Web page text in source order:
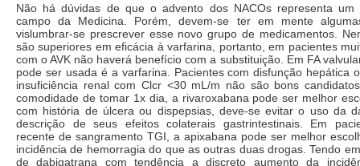
Não há dúvidas de que o advento dos NACOs representa um
campo da Medicina. Porém, devem-se ter em mente
vislumbrar-se prescrever esse novo grupo de medicamentos.
são superiores em eficácia à varfarina, portanto, em pacientes
com o AVK não haverá benefício com a substituição. Em FA
pode ser usada é a varfarina. Pacientes com disfunção hepática
insuficiência renal com Clcr <30 mL/m não são bons
comodidade de tomar 1x dia, a rivaroxabana pode ser melhor
com história de úlcera ou dispepsias, deve-se evitar o uso da
descrição de seus efeitos colaterais gastrintestinais. Em
recente de sangramento TGI, a apixabana pode ser melhor
incidência de hemorragia do que as outras duas drogas. Tendo
de dabigatrana com tendência a discreto aumento da